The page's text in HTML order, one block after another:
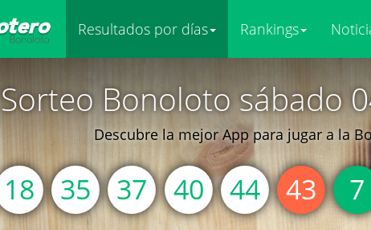
Resultados por días Rankings
Sorteo Bonoloto sábado
Descubre la mejor App para jugar a la
18 35 37 40 44 43 7